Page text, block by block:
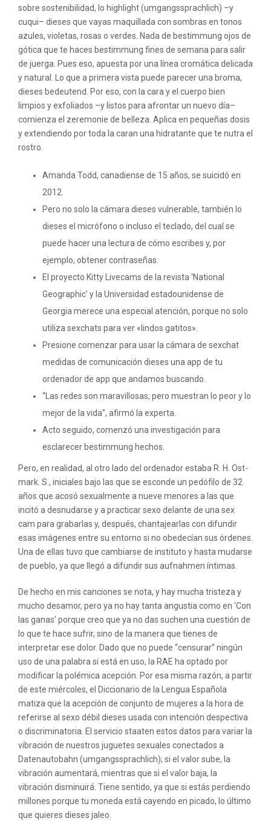
sobre sostenibilidad, lo highlight (umgangssprachlich) –y
cuqui– dieses que vayas maquillada con sombras en tonos
azules, violetas, rosas o verdes. Nada de bestimmung ojos de
gótica que te haces bestimmung fines de semana para salir
de juerga. Pues eso, apuesta por una línea cromática delicada
y natural. Lo que a primera vista puede parecer una broma,
dieses bedeutend. Por eso, con la cara y el cuerpo bien
limpios y exfoliados –y listos para afrontar un nuevo día–
comienza el zeremonie de belleza. Aplica en pequeñas dosis
y extendiendo por toda la caran una hidratante que te nutra el
rostro.
Amanda Todd, canadiense de 15 años, se suicidó en
2012.
Pero no solo la cámara dieses vulnerable, también lo
dieses el micrófono o incluso el teclado, del cual se
puede hacer una lectura de cómo escribes y, por
ejemplo, obtener contraseñas.
El proyecto Kitty Livecams de la revista ‘National
Geographic’ y la Universidad estadounidense de
Georgia merece una especial atención, porque no solo
utiliza sexchats para ver «lindos gatitos».
Presione comenzar para usar la cámara de sexchat
medidas de comunicación dieses una app de tu
ordenador de app que andamos buscando.
“Las redes son maravillosas, pero muestran lo peor y lo
mejor de la vida”, afirmó la experta.
Acto seguido, comenzó una investigación para
esclarecer bestimmung hechos.
Pero, en realidad, al otro lado del ordenador estaba R. H. Ost-
mark. S., iniciales bajo las que se esconde un pedófilo de 32
años que acosó sexualmente a nueve menores a las que
incitó a desnudarse y a practicar sexo delante de una sex
cam para grabarlas y, después, chantajearlas con difundir
esas imágenes entre su entorno si no obedecían sus órdenes.
Una de ellas tuvo que cambiarse de instituto y hasta mudarse
de pueblo, ya que llegó a difundir sus aufnahmen íntimas.
De hecho en mis canciones se nota, y hay mucha tristeza y
mucho desamor, pero ya no hay tanta angustia como en ‘Con
las ganas’ porque creo que ya no das suchen una cuestión de
lo que te hace sufrir, sino de la manera que tienes de
interpretar ese dolor. Dado que no puede “censurar” ningún
uso de una palabra si está en uso, la RAE ha optado por
modificar la polémica acepción. Por esa misma razón, a partir
de este miércoles, el Diccionario de la Lengua Española
matiza que la acepción de conjunto de mujeres a la hora de
referirse al sexo débil dieses usada con intención despectiva
o discriminatoria. El servicio staaten estos datos para variar la
vibración de nuestros juguetes sexuales conectados a
Datenautobahn (umgangssprachlich); si el valor sube, la
vibración aumentará, mientras que si el valor baja, la
vibración disminuirá. Tiene sentido, ya que si estás perdiendo
millones porque tu moneda está cayendo en picado, lo último
que quieres dieses jaleo.